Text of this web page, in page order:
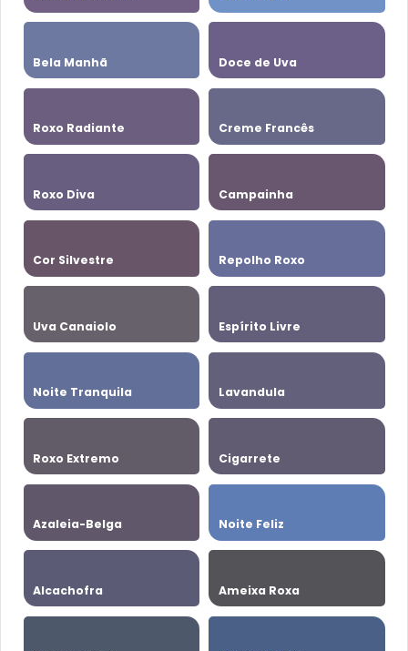
Bela Manhã Doce de Uva
Roxo Radiante Creme Francês
Roxo Diva Campainha
Cor Silvestre Repolho Roxo
Uva Canaiolo Espírito Livre
Noite Tranquila Lavandula
Roxo Extremo Cigarrete
Azaleia-Belga Noite Feliz
Alcachofra Ameixa Roxa